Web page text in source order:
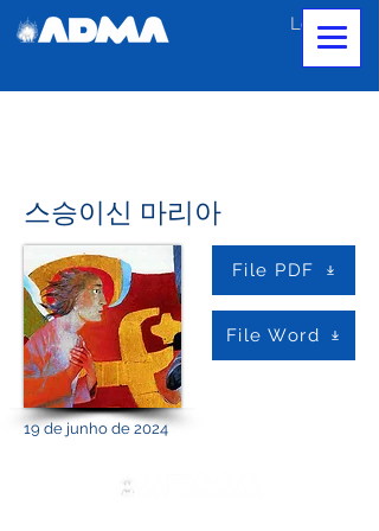
Login
스승이신 마리아
File PDF
File Word
19 de junho de 2024